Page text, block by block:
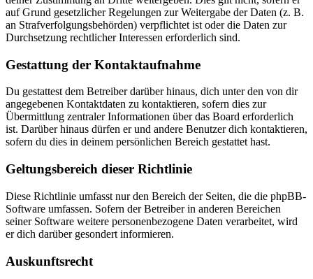
auf Grund gesetzlicher Regelungen zur Weitergabe der Daten (z. B.
an Strafverfolgungsbehörden) verpflichtet ist oder die Daten zur
Durchsetzung rechtlicher Interessen erforderlich sind.
Gestattung der Kontaktaufnahme
Du gestattest dem Betreiber darüber hinaus, dich unter den von dir
angegebenen Kontaktdaten zu kontaktieren, sofern dies zur
Übermittlung zentraler Informationen über das Board erforderlich
ist. Darüber hinaus dürfen er und andere Benutzer dich kontaktieren,
sofern du dies in deinem persönlichen Bereich gestattet hast.
Geltungsbereich dieser Richtlinie
Diese Richtlinie umfasst nur den Bereich der Seiten, die die phpBB-
Software umfassen. Sofern der Betreiber in anderen Bereichen
seiner Software weitere personenbezogene Daten verarbeitet, wird
er dich darüber gesondert informieren.
Auskunftsrecht